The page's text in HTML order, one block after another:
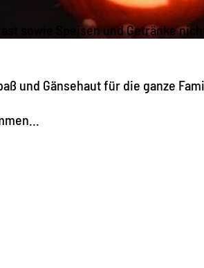
sowie Speisen und Getränke
und Gänsehaut für die ganze